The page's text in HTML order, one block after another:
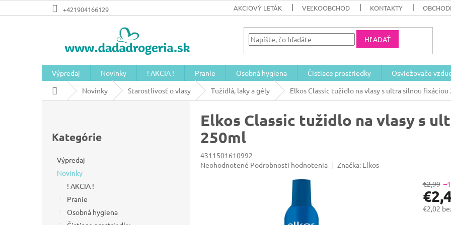
na
+421904166129 AKCIOVÝ LETÁK VEĽKOOBCHOD KONTAKTY
HĽADAŤ
Výpredaj Novinky ! AKCIA ! Pranie Osobná hygiena Čistiace prostriedky Osviežovače
DomovNovinky Starostlivosť o vlasy Tužidlá, laky a gély Elkos Classic tužidlo na vlasy s ultra silnou ﬁxáciou
p
kategórie
Kategórie
Výpredaj
Novinky
! AKCIA !
Pranie
Osobná hygiena
Elkos Classic tužidlo na vlasy s
250ml
4311501610992
Priemerné
Neohodnotené Podrobnosti hodnotenia Značka: Elkos
€2,99
€2,02